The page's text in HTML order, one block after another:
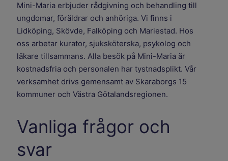
Mini-Maria erbjuder rådgivning och behandling till
ungdomar, föräldrar och anhöriga. Vi finns i
Lidköping, Skövde, Falköping och Mariestad. Hos
oss arbetar kurator, sjuksköterska, psykolog och
läkare tillsammans. Alla besök på Mini-Maria är
kostnadsfria och personalen har tystnadsplikt. Vår
verksamhet drivs gemensamt av Skaraborgs 15
kommuner och Västra Götalandsregionen.
Vanliga frågor och
svar